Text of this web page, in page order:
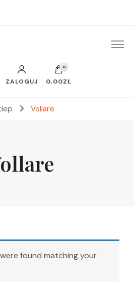
ZALOGUJ
0
0,00ZŁ
Vollare
found matching your